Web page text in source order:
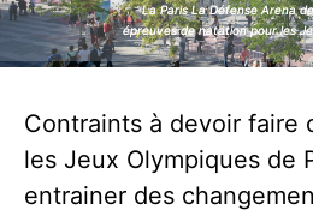
La Paris La Défense Arena
épreuves de natation pour les
La Paris La Défense Arena
épreuves de natation pour les
Contraints à devoir faire
les Jeux Olympiques de
entrainer des